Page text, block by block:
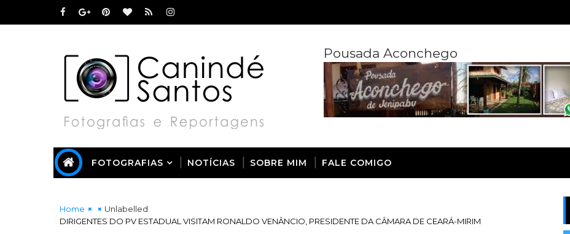
Pousada Aconchego
FOTOGRAFIAS NOTÍCIAS SOBRE MIM FALE COMIGO
Home
Unlabelled
DIRIGENTES DO PV ESTADUAL VISITAM RONALDO VENÂNCIO, PRESIDENTE DA CÂMARA DE CEARÁ-MIRIM